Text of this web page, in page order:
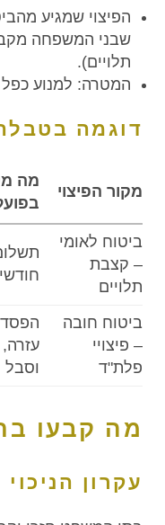
הפיצוי שמגיע
שבני המשפחה
תלויים).
המטרה: למנוע כפל
דוגמה
מקור הפיצוי
מה
ביטוח לאומי
– קצבת
תלויים
ביטוח חובה
– פיצויי
פלת"ד
וסבל
מה קבעו
עקרון הניכוי